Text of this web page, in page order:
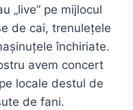
„live” pe mijlocul
de cai, trenulețele
închiriate.
avem concert
locale destul de
de fani.